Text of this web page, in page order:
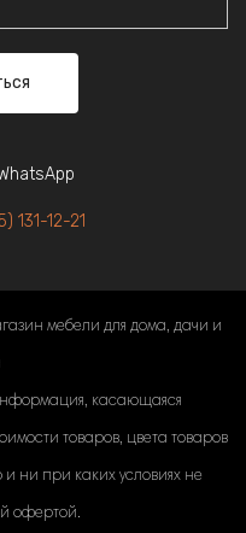
131-12-21
мебели для дома, дачи и
касающаяся
товаров, цвета товаров
ни при каких условиях не
офертой.